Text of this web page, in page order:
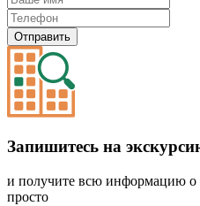
Отправить
Запишитесь на
и получите всю информацию о
просто